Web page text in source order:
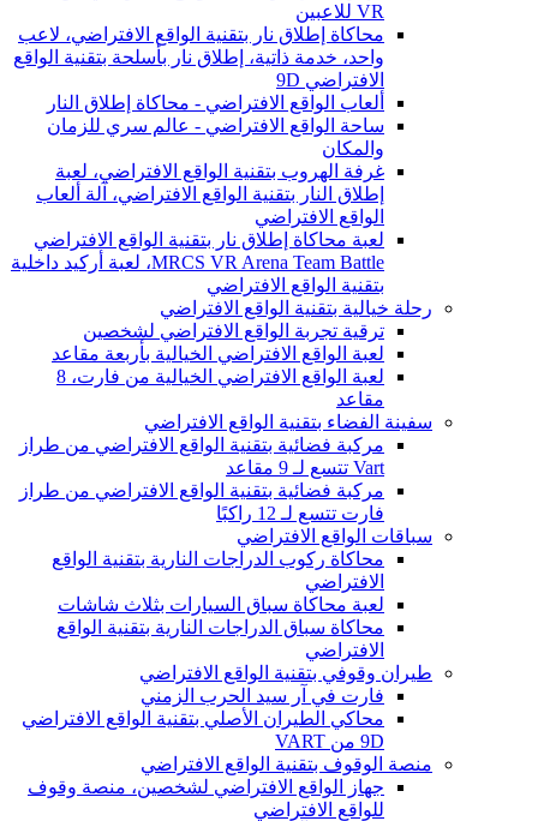
VR للاعبين
محاكاة إطلاق نار بتقنية الواقع الافتراضي، لاعب
واحد، خدمة ذاتية، إطلاق نار بأسلحة بتقنية الواقع
الافتراضي 9D
ألعاب الواقع الافتراضي - محاكاة إطلاق النار
ساحة الواقع الافتراضي - عالم سري للزمان
والمكان
غرفة الهروب بتقنية الواقع الافتراضي، لعبة
إطلاق النار بتقنية الواقع الافتراضي، آلة ألعاب
الواقع الافتراضي
لعبة محاكاة إطلاق نار بتقنية الواقع الافتراضي
MRCS VR Arena Team Battle، لعبة أركيد داخلية
بتقنية الواقع الافتراضي
رحلة خيالية بتقنية الواقع الافتراضي
ترقية تجربة الواقع الافتراضي لشخصين
لعبة الواقع الافتراضي الخيالية بأربعة مقاعد
لعبة الواقع الافتراضي الخيالية من فارت، 8
مقاعد
سفينة الفضاء بتقنية الواقع الافتراضي
مركبة فضائية بتقنية الواقع الافتراضي من طراز
Vart تتسع لـ 9 مقاعد
مركبة فضائية بتقنية الواقع الافتراضي من طراز
فارت تتسع لـ 12 راكبًا
سباقات الواقع الافتراضي
محاكاة ركوب الدراجات النارية بتقنية الواقع
الافتراضي
لعبة محاكاة سباق السيارات بثلاث شاشات
محاكاة سباق الدراجات النارية بتقنية الواقع
الافتراضي
طيران وقوفي بتقنية الواقع الافتراضي
فارت في آر سيد الحرب الزمني
محاكي الطيران الأصلي بتقنية الواقع الافتراضي
9D من VART
منصة الوقوف بتقنية الواقع الافتراضي
جهاز الواقع الافتراضي لشخصين، منصة وقوف
للواقع الافتراضي